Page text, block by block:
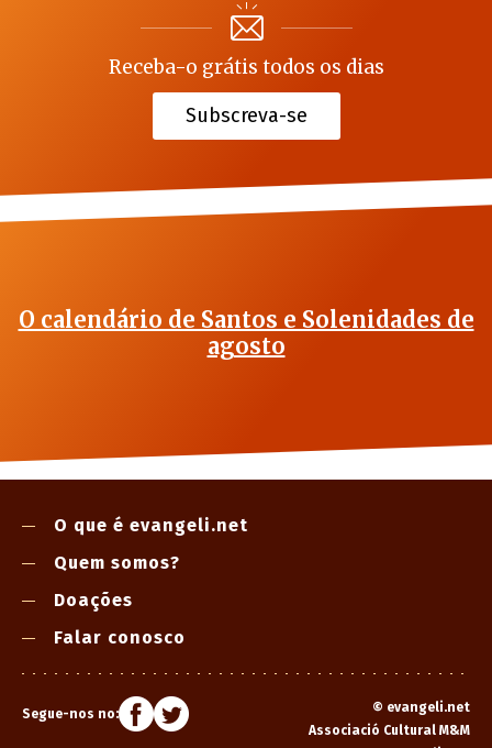
Receba-o grátis todos os dias
Subscreva-se
O calendário de Santos e Solenidades de
agosto
O que é evangeli.net
Quem somos?
Doações
Falar conosco
Segue-nos no: © evangeli.net
Associació Cultural M&M